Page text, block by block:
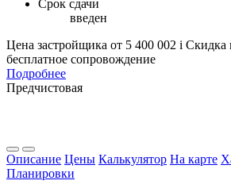
Срок сдачи
введен
Цена застройщика от 5 400 002 i Скидка
бесплатное сопровождение
Подробнее
Предчистовая
Описание Цены Калькулятор На карте
Планировки